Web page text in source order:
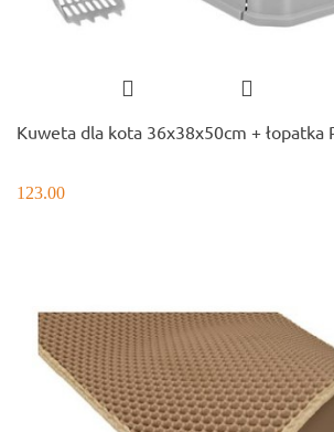
Kuweta dla kota 36x38x50cm + łopatka
123.00